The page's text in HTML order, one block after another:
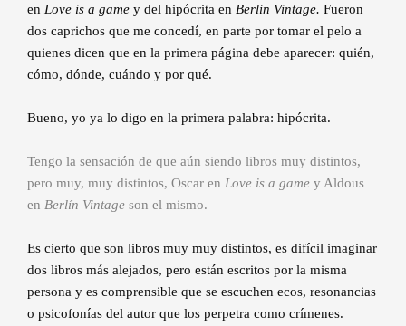
en Love is a game y del hipócrita en Berlín Vintage. Fueron
dos caprichos que me concedí, en parte por tomar el pelo a
quienes dicen que en la primera página debe aparecer: quién,
cómo, dónde, cuándo y por qué.
Bueno, yo ya lo digo en la primera palabra: hipócrita.
Tengo la sensación de que aún siendo libros muy distintos,
pero muy, muy distintos, Oscar en Love is a game y Aldous
en Berlín Vintage son el mismo.
Es cierto que son libros muy muy distintos, es difícil imaginar
dos libros más alejados, pero están escritos por la misma
persona y es comprensible que se escuchen ecos, resonancias
o psicofonías del autor que los perpetra como crímenes.